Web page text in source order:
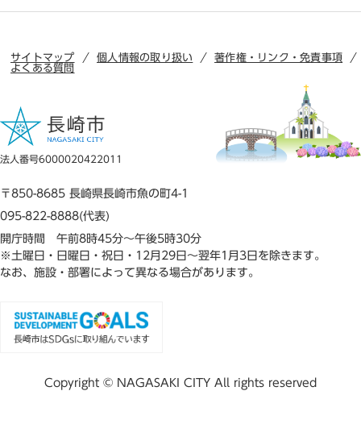
サイトマップ 個人情報の取り扱い
著作権・リンク・免責事項
よくある質問
法人番号6000020422011
〒850-8685 長崎県長崎市魚の町4-1
095-822-8888(代表)
開庁時間 午前8時45分～午後5時30分
※土曜日・日曜日・祝日・12月29日～翌年1月3日を除きます。
なお、施設・部署によって異なる場合があります。
Copyright © NAGASAKI CITY All rights reserved